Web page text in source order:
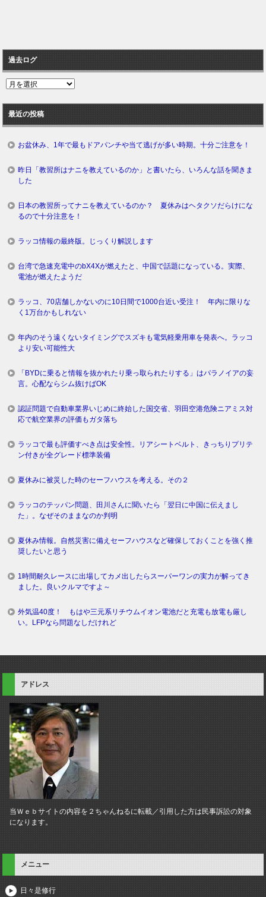
過去ログ
過
ロ
グ
最近の投稿
お盆休み、1年で最もドアパンチや当て逃げが多い時期。十分ご注意を！
昨日「教習所はナニを教えているのか」と書いたら、いろんな話を聞きま
した
日本の教習所ってナニを教えているのか？ 夏休みはヘタクソだらけにな
るので十分注意を！
ラッコ情報の最終版。じっくり解説します
台湾で急速充電中のbX4Xが燃えたと、中国で話題になっている。実際、
電池が燃えたようだ
ラッコ、70店舗しかないのに10日間で1000台近い受注！ 年内に限りな
く1万台かもしれない
年内のそう遠くないタイミングでスズキも電気軽乗用車を発表へ。ラッコ
より安い可能性大
「BYDに乗ると情報を抜かれたり乗っ取られたりする」はパラノイアの妄
言。心配ならシム抜けばOK
認証問題で自動車業界いじめに終始した国交省、羽田空港危険ニアミス対
応で航空業界の評価もガタ落ち
ラッコで最も評価すべき点は安全性。リアシートベルト、きっちりプリテ
ン付きが全グレード標準装備
夏休みに被災した時のセーフハウスを考える。その２
ラッコのテッパン問題、田川さんに聞いたら「翌日に中国に伝えまし
た」。なぜそのままなのか判明
夏休み情報。自然災害に備えセーフハウスなど確保しておくことを強く推
奨したいと思う
1時間耐久レースに出場してカメ出したらスーパーワンの実力が解ってき
ました。良いクルマですよ～
外気温40度！ もはや三元系リチウムイオン電池だと充電も放電も厳し
い。LFPなら問題なしだけれど
アドレス
当Ｗｅｂサイトの内容を２ちゃんねるに転載／引用した方は民事訴訟の対象
になります。
メニュー
日々是修行